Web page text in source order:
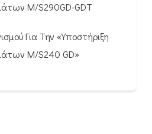
M/S290GD-GDT
Για Την «Υποστήριξη
M/S240 GD»